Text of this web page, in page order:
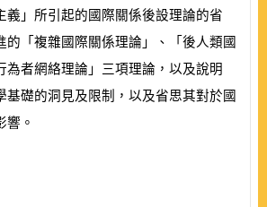
義」所引起的國際關係後設理論的省
的「複雜國際關係理論」、「後人類國
為者網絡理論」三項理論，以及說明
基礎的洞見及限制，以及省思其對於國
響。